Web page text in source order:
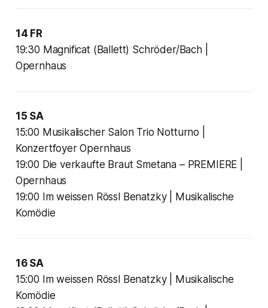
14 FR
19:30 Magnificat (Ballett) Schröder/Bach |
Opernhaus
15 SA
15:00 Musikalischer Salon Trio Notturno |
Konzertfoyer Opernhaus
19:00 Die verkaufte Braut Smetana – PREMIERE |
Opernhaus
19:00 Im weissen Rössl Benatzky | Musikalische
Komödie
16 SA
15:00 Im weissen Rössl Benatzky | Musikalische
Komödie